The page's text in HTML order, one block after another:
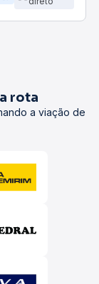
rota
a viação de